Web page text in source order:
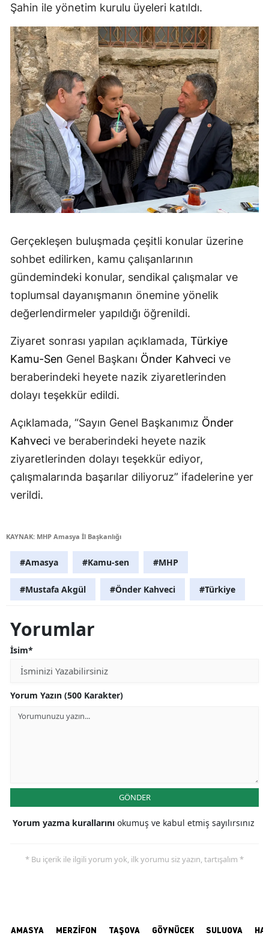
Şahin ile yönetim kurulu üyeleri katıldı.
Gerçekleşen buluşmada çeşitli konular üzerine
sohbet edilirken, kamu çalışanlarının
gündemindeki konular, sendikal çalışmalar ve
toplumsal dayanışmanın önemine yönelik
değerlendirmeler yapıldığı öğrenildi.
Ziyaret sonrası yapılan açıklamada, Türkiye
Kamu-Sen Genel Başkanı Önder Kahveci ve
beraberindeki heyete nazik ziyaretlerinden
dolayı teşekkür edildi.
Açıklamada, “Sayın Genel Başkanımız Önder
Kahveci ve beraberindeki heyete nazik
ziyaretlerinden dolayı teşekkür ediyor,
çalışmalarında başarılar diliyoruz” ifadelerine yer
verildi.
KAYNAK: MHP Amasya İl Başkanlığı
#Amasya #Kamu-sen #MHP
#Mustafa Akgül #Önder Kahveci #Türkiye
Yorumlar
İsim*
Yorum Yazın (500 Karakter)
GÖNDER
Yorum yazma kurallarını okumuş ve kabul etmiş sayılırsınız
* Bu içerik ile ilgili yorum yok, ilk yorumu siz yazın, tartışalım *
AMASYA MERZİFON TAŞOVA GÖYNÜCEK SULUOVA